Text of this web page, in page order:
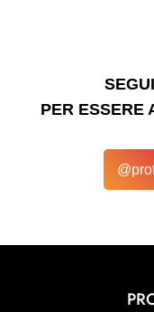
PER ESSERE